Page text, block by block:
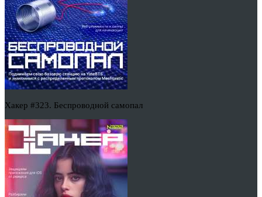
Хакер #323. Беспроводной самопал